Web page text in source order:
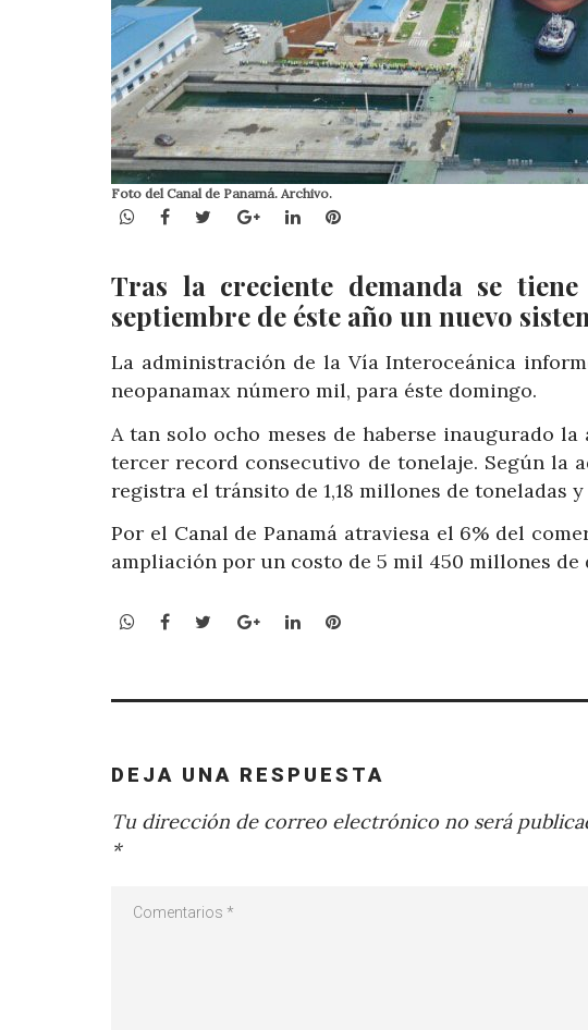
Foto del Canal de Panamá. Archivo.
WhatsApp
Facebook
TwitterGoogle+LinkedInPinterest
Tras la creciente demanda se
septiembre de éste año un nuevo
La administración de la Vía Interoceánica
neopanamax número mil, para éste domingo.
A tan solo ocho meses de haberse inaugurado
tercer record consecutivo de tonelaje. Según la
registra el tránsito de 1,18 millones de toneladas
Por el Canal de Panamá atraviesa el 6% del
ampliación por un costo de 5 mil 450 millones de
WhatsApp
Facebook
TwitterGoogle+LinkedInPinterest
DEJA UNA RESPUESTA
Tu dirección de correo electrónico no será
*